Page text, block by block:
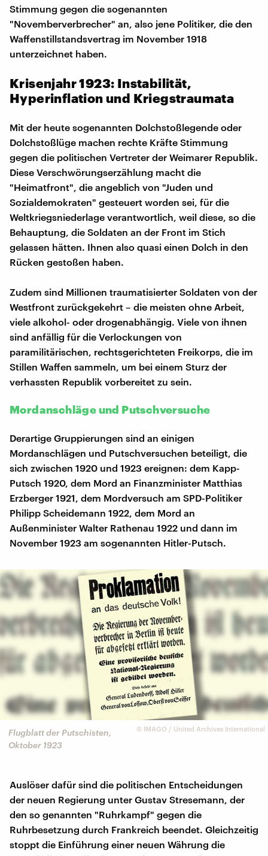
Stimmung gegen die sogenannten
"Novemberverbrecher" an, also jene Politiker, die den
Waffenstillstandsvertrag im November 1918
unterzeichnet haben.
Krisenjahr 1923: Instabilität,
Hyperinflation und Kriegstraumata
Mit der heute sogenannten Dolchstoßlegende oder
Dolchstoßlüge machen rechte Kräfte Stimmung
gegen die politischen Vertreter der Weimarer Republik.
Diese Verschwörungserzählung macht die
"Heimatfront", die angeblich von "Juden und
Sozialdemokraten" gesteuert worden sei, für die
Weltkriegsniederlage verantwortlich, weil diese, so die
Behauptung, die Soldaten an der Front im Stich
gelassen hätten. Ihnen also quasi einen Dolch in den
Rücken gestoßen haben.
Zudem sind Millionen traumatisierter Soldaten von der
Westfront zurückgekehrt – die meisten ohne Arbeit,
viele alkohol- oder drogenabhängig. Viele von ihnen
sind anfällig für die Verlockungen von
paramilitärischen, rechtsgerichteten Freikorps, die im
Stillen Waffen sammeln, um bei einem Sturz der
verhassten Republik vorbereitet zu sein.
Mordanschläge und Putschversuche
Derartige Gruppierungen sind an einigen
Mordanschlägen und Putschversuchen beteiligt, die
sich zwischen 1920 und 1923 ereignen: dem Kapp-
Putsch 1920, dem Mord an Finanzminister Matthias
Erzberger 1921, dem Mordversuch am SPD-Politiker
Philipp Scheidemann 1922, dem Mord an
Außenminister Walter Rathenau 1922 und dann im
November 1923 am sogenannten Hitler-Putsch.
© IMAGO / United Archives International
Flugblatt der Putschisten,
Oktober 1923
Auslöser dafür sind die politischen Entscheidungen
der neuen Regierung unter Gustav Stresemann, der
den so genannten "Ruhrkampf" gegen die
Ruhrbesetzung durch Frankreich beendet. Gleichzeitig
stoppt die Einführung einer neuen Währung die